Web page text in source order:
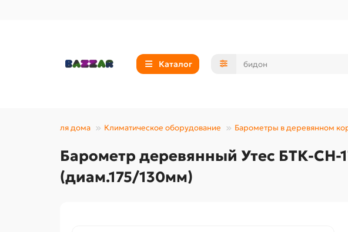
Каталог
Товары для дома Климатическое оборудование Барометры в деревянном
Барометр деревянный Утес БТК-СН-
(диам.175/130мм)